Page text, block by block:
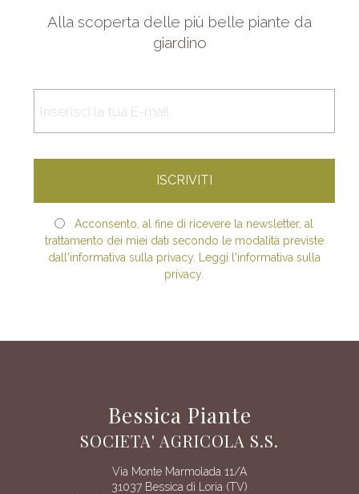
Alla scoperta delle più belle piante da
giardino
Acconsento, al fine di ricevere la newsletter, al
trattamento dei miei dati secondo le modalità previste
dall'informativa sulla privacy. Leggi l'informativa sulla
privacy.
Bessica Piante
SOCIETA' AGRICOLA S.S.
Via Monte Marmolada 11/A
31037 Bessica di Loria (TV)